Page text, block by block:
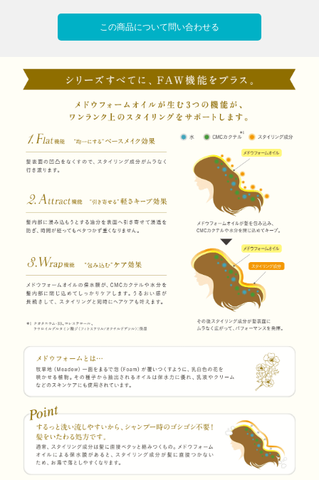
この商品について問い合わせる